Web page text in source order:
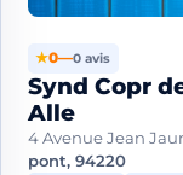
★0—0 avis
Synd Copr
Alle
4 Avenue Jean
pont, 94220